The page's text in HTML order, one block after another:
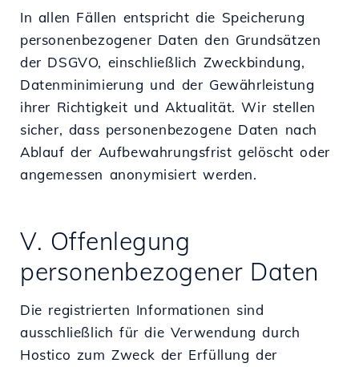
In allen Fällen entspricht die Speicherung
personenbezogener Daten den Grundsätzen
der DSGVO, einschließlich Zweckbindung,
Datenminimierung und der Gewährleistung
ihrer Richtigkeit und Aktualität. Wir stellen
sicher, dass personenbezogene Daten nach
Ablauf der Aufbewahrungsfrist gelöscht oder
angemessen anonymisiert werden.
V. Offenlegung
personenbezogener Daten
Die registrierten Informationen sind
ausschließlich für die Verwendung durch
Hostico zum Zweck der Erfüllung der